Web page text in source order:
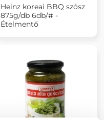
Heinz koreai BBQ szósz
875g/db 6db/# -
Ételmentő